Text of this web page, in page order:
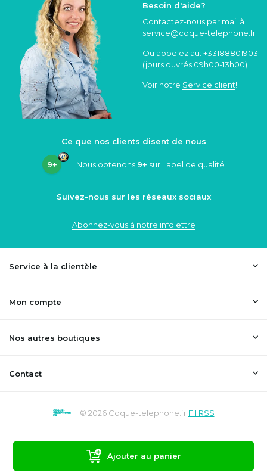
Ajouter au panier
Besoin d'aide?
Contactez-nous par mail à
service@coque-telephone.fr
Ou appelez au: +33188801903
(jours ouvrés 09h00-13h00)
Voir notre Service client!
Ce que nos clients disent de nous
9+ Nous obtenons 9+ sur Label de qualité
Suivez-nous sur les réseaux sociaux
Abonnez-vous à notre infolettre
Service à la clientèle
Mon compte
Nos autres boutiques
Contact
© 2026 Coque-telephone.fr Fil RSS